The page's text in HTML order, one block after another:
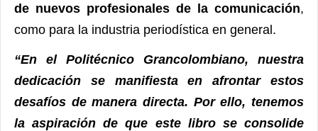
de nuevos profesionales de la comunicación,
como para la industria periodística en general.
“En el Politécnico Grancolombiano, nuestra
dedicación se manifiesta en afrontar estos
desafíos de manera directa. Por ello, tenemos
la aspiración de que este libro se consolide